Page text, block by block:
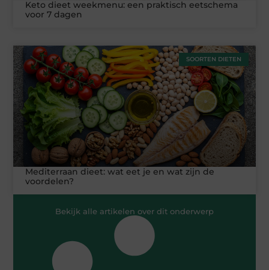
Keto dieet weekmenu: een praktisch eetschema
voor 7 dagen
SOORTEN DIETEN
Mediterraan dieet: wat eet je en wat zijn de
voordelen?
Bekijk alle artikelen over dit onderwerp